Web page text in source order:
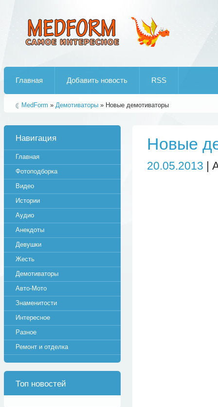
Главная Добавить новость RSS
MedForm » Демотиваторы » Новые демотиваторы
Новые
20.05.2013 |
Навигация
Главная
Фотоподборка
Видео
Истории
Аудио
Анекдоты
Девушки
Жесть
Демотиваторы
Авто-Мото
Знаменитости
Интересное
Разное
Ремонт и отделка
Топ новостей